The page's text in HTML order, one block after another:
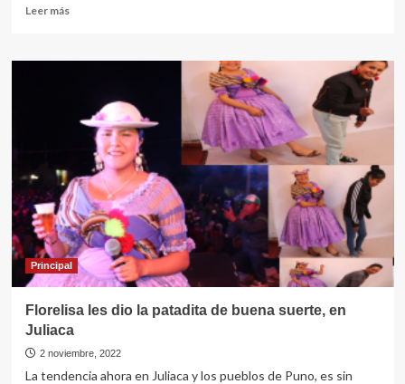
Leer másLeer
del
cumbia,
y
la
locura
musical
Principal
Florelisa les dio la patadita de buena suerte, en
Juliaca
2 noviembre, 2022
La tendencia ahora en Juliaca y los pueblos de Puno, es sin